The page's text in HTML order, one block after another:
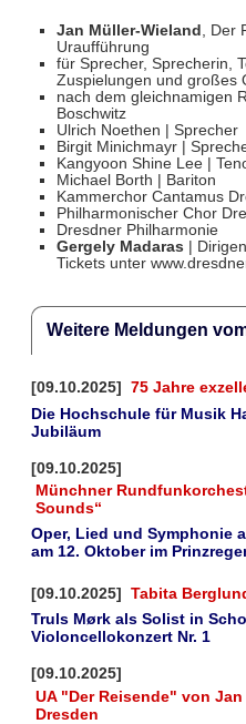
Jan Müller-Wieland ,
Uraufführung
für Sprecher, Sprecherin,
Zuspielungen und großes
nach dem gleichnamigen
Boschwitz
Ulrich Noethen | Sprecher
Birgit Minichmayr |
Kangyoon Shine Lee |
Michael Borth | Bariton
Kammerchor Cantamus
Philharmonischer Chor
Dresdner Philharmonie
Gergely Madaras |
Tickets unter
Weitere Meldungen
[09.10.2025] 75 Jahre
Die Hochschule für Musik
Jubiläum
[09.10.2025]
Münchner
Sounds“
Oper, Lied und Symphonie
am 12. Oktober im
[09.10.2025] Tabita
Truls Mørk als Solist in
Violoncellokonzert Nr. 1
[09.10.2025]
UA "Der Reisende" von
Dresden